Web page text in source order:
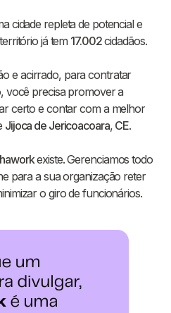
cidade repleta de potencial e
já tem 17.002cidadãos.
e acirrado, para contratar
você precisa promover a
certo e contar com a melhor
Jijoca de Jericoacoara, CE.
existe. Gerenciamos todo
para a sua organização reter
o giro de funcionários.